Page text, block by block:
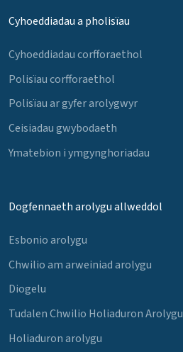
Cyhoeddiadau a pholisïau
Cyhoeddiadau corfforaethol
Polisïau corfforaethol
Polisïau ar gyfer arolygwyr
Ceisiadau gwybodaeth
Ymatebion i ymgynghoriadau
Dogfennaeth arolygu allweddol
Esbonio arolygu
Chwilio am arweiniad arolygu
Diogelu
Tudalen Chwilio Holiaduron Arolygu
Holiaduron arolygu